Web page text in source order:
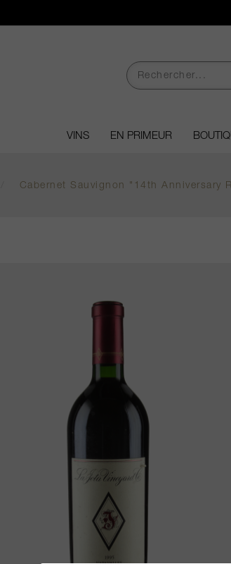
VINS EN PRIMEUR
Cabernet Sauvignon "14th Anniversary